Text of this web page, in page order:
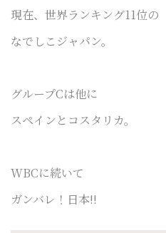
現在、世界ランキング11位の
なでしこジャパン。
グループCは他に
スペインとコスタリカ。
WBCに続いて
ガンバレ！日本!!